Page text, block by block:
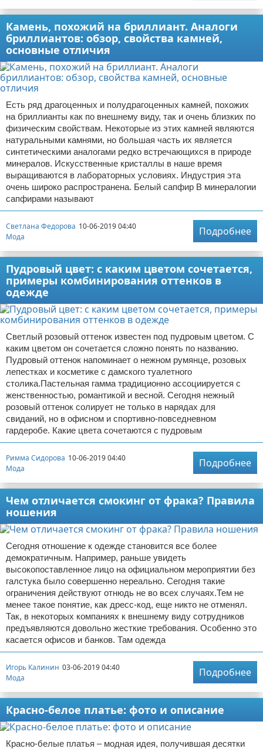
Камень, похожий на бриллиант. Аналоги
бриллиантов: обзор, свойства камней,
основные отличия
Есть ряд драгоценных и полудрагоценных камней, похожих
на бриллианты как по внешнему виду, так и очень близких по
физическим свойствам. Некоторые из этих камней являются
натуральными камнями, но большая часть их является
синтетическими аналогами редко встречающихся в природе
минералов. Искусственные кристаллы в наше время
выращиваются в лабораторных условиях. Индустрия эта
очень широко распространена. Белый сапфир В минералогии
сапфирами называют
Светлана Федорова 10-06-2019 04:40
Мода
Подробнее
Пудровый цвет: с каким цветом сочетается,
примеры комбинирования оттенков в
одежде
Светлый розовый оттенок известен под пудровым цветом. С
каким цветом он сочетается сложно понять по названию.
Пудровый оттенок напоминает о нежном румянце, розовых
лепестках и косметике с дамского туалетного
столика.Пастельная гамма традиционно ассоциируется с
женственностью, романтикой и весной. Сегодня нежный
розовый оттенок солирует не только в нарядах для
свиданий, но в офисном и спортивно-повседневном
гардеробе. Какие цвета сочетаются с пудровым
Римма Сидорова 10-06-2019 04:40
Мода
Подробнее
Чем отличается смокинг от фрака? Правила
ношения
Сегодня отношение к одежде становится все более
демократичным. Например, раньше увидеть
высокопоставленное лицо на официальном мероприятии без
галстука было совершенно нереально. Сегодня такие
ограничения действуют отнюдь не во всех случаях.Тем не
менее такое понятие, как дресс-код, еще никто не отменял.
Так, в некоторых компаниях к внешнему виду сотрудников
предъявляются довольно жесткие требования. Особенно это
касается офисов и банков. Там одежда
Игорь Калинин 03-06-2019 04:40
Мода
Подробнее
Красно-белое платье: фото и описание
Красно-белые платья – модная идея, получившая десятки